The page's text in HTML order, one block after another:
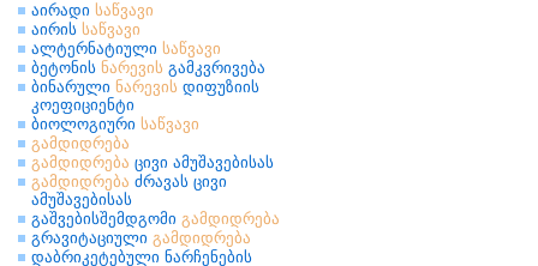
აირადი საწვავი
აირის საწვავი
ალტერნატიული საწვავი
ბეტონის ნარევის გამკვრივება
ბინარული ნარევის დიფუზიის
კოეფიციენტი
ბიოლოგიური საწვავი
გამდიდრება
გამდიდრება ცივი ამუშავებისას
გამდიდრება ძრავას ცივი
ამუშავებისას
გაშვებისშემდგომი გამდიდრება
გრავიტაციული გამდიდრება
დაბრიკეტებული ნარჩენების